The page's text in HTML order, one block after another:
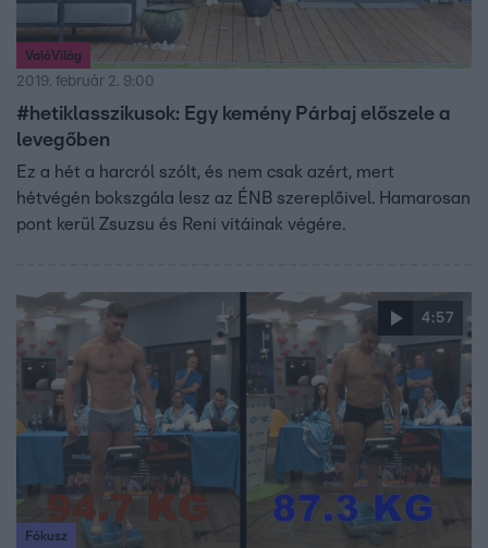
ValóVilág
2019. február 2. 9:00
#hetiklasszikusok: Egy kemény Párbaj előszele a
levegőben
Ez a hét a harcról szólt, és nem csak azért, mert
hétvégén bokszgála lesz az ÉNB szereplőivel. Hamarosan
pont kerül Zsuzsu és Reni vitáinak végére.
4:57
Fókusz